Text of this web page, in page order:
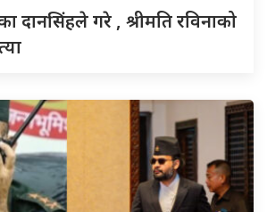
दानसिंहले गरे , श्रीमति रविनाको